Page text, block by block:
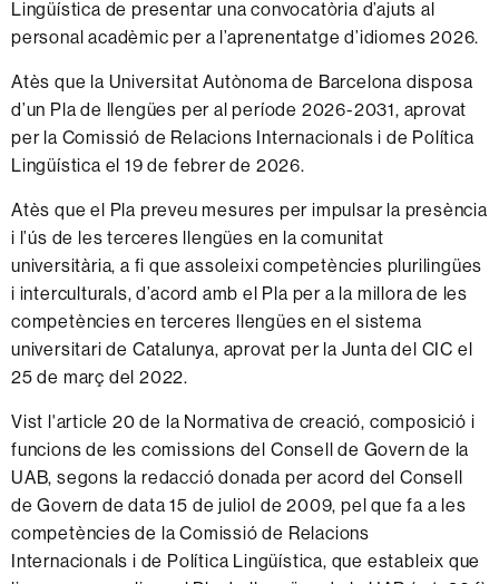
Lingüística de presentar una convocatòria d’ajuts al
personal acadèmic per a l’aprenentatge d’idiomes 2026.
Atès que la Universitat Autònoma de Barcelona disposa
d’un Pla de llengües per al període 2026-2031, aprovat
per la Comissió de Relacions Internacionals i de Política
Lingüística el 19 de febrer de 2026.
Atès que el Pla preveu mesures per impulsar la presència
i l’ús de les terceres llengües en la comunitat
universitària, a fi que assoleixi competències plurilingües
i interculturals, d’acord amb el Pla per a la millora de les
competències en terceres llengües en el sistema
universitari de Catalunya, aprovat per la Junta del CIC el
25 de març del 2022.
Vist l'article 20 de la Normativa de creació, composició i
funcions de les comissions del Consell de Govern de la
UAB, segons la redacció donada per acord del Consell
de Govern de data 15 de juliol de 2009, pel que fa a les
competències de la Comissió de Relacions
Internacionals i de Política Lingüística, que estableix que